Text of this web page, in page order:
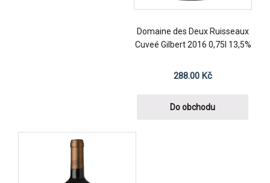
Domaine des Deux Ruisseaux
Cuveé Gilbert 2016 0,75l 13,5%
288.00 Kč
Do obchodu